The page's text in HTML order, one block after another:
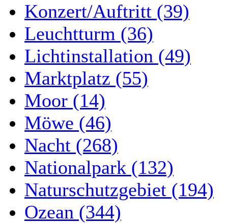
Konzert/Auftritt (39)
Leuchtturm (36)
Lichtinstallation (49)
Marktplatz (55)
Moor (14)
Möwe (46)
Nacht (268)
Nationalpark (132)
Naturschutzgebiet (194)
Ozean (344)